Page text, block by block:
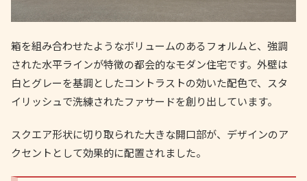
箱を組み合わせたようなボリュームのあるフォルムと、強調
された水平ラインが特徴の都会的なモダン住宅です。外壁は
白とグレーを基調としたコントラストの効いた配色で、スタ
イリッシュで洗練されたファサードを創り出しています。
スクエア形状に切り取られた大きな開口部が、デザインのア
クセントとして効果的に配置されました。